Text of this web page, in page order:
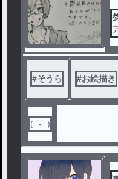
#そうら #お絵描き
( ˙-˙ )